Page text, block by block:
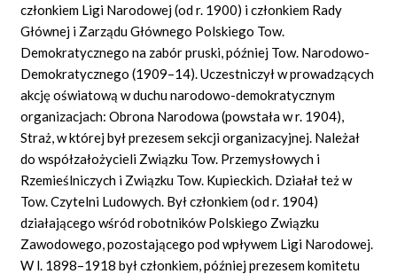
członkiem Ligi Narodowej (od r. 1900) i członkiem Rady
Głównej i Zarządu Głównego Polskiego Tow.
Demokratycznego na zabór pruski, później Tow. Narodowo-
Demokratycznego (1909–14). Uczestniczył w prowadzących
akcję oświatową w duchu narodowo-demokratycznym
organizacjach: Obrona Narodowa (powstała w r. 1904),
Straż, w której był prezesem sekcji organizacyjnej. Należał
do współzałożycieli Związku Tow. Przemysłowych i
Rzemieślniczych i Związku Tow. Kupieckich. Działał też w
Tow. Czytelni Ludowych. Był członkiem (od r. 1904)
działającego wśród robotników Polskiego Związku
Zawodowego, pozostającego pod wpływem Ligi Narodowej.
W l. 1898–1918 był członkiem, później prezesem komitetu